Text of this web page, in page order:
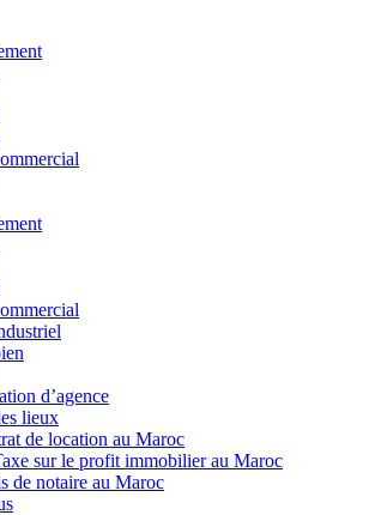
d’agence
lieux
de location au Maroc
sur le profit immobilier au Maroc
de notaire au Maroc